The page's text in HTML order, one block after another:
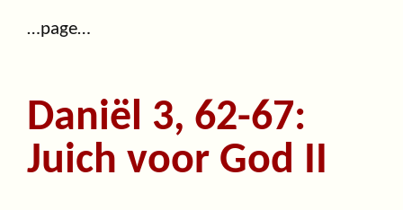
…page…
Daniël 3, 62-67:
Juich voor God II